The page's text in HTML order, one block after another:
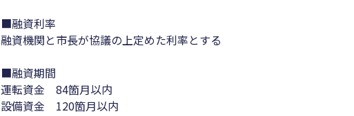
■融資利率
融資機関と市長が協議の上定めた利率とする
■融資期間
運転資金 84箇月以内
設備資金 120箇月以内